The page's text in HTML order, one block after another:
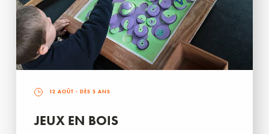
12 AOÛT - DÈS 5 ANS
JEUX EN BOIS